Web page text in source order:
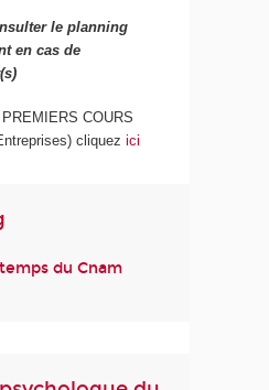
travail, pour la
Module de supervision
du travail diplômés
le planning
en cas de
COURS
cliquezici
du Cnam